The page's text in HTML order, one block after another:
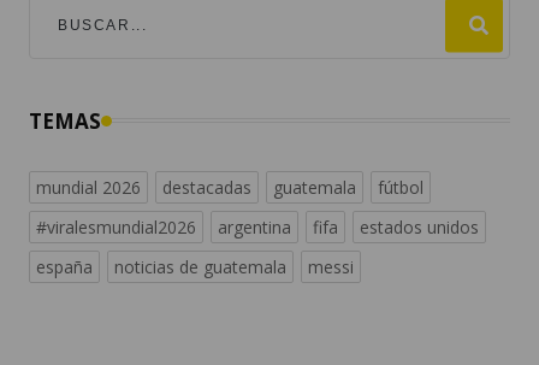
TEMAS
mundial 2026 destacadas guatemala
fútbol
#viralesmundial2026
argentina fifa
estados unidos
españa
noticias de guatemala messi